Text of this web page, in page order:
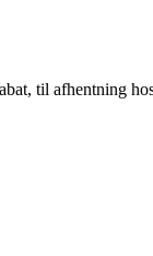
til afhentning